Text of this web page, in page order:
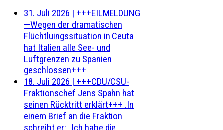
31. Juli 2026 | +++EILMELDUNG
—Wegen der dramatischen
Flüchtluingssituation in Ceuta
hat Italien alle See- und
Luftgrenzen zu Spanien
geschlossen+++
18. Juli 2026 | +++CDU/CSU-
Fraktionschef Jens Spahn hat
seinen Rücktritt erklärt+++ .In
einem Brief an die Fraktion
schreibt er: „Ich habe die